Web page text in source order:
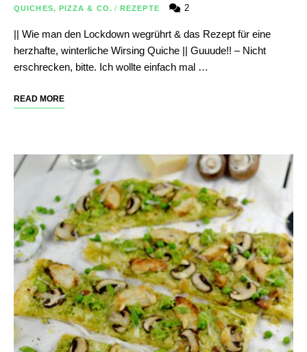
QUICHES, PIZZA & CO. / REZEPTE 2
|| Wie man den Lockdown wegrührt & das Rezept für eine
herzhafte, winterliche Wirsing Quiche || Guuude!! – Nicht
erschrecken, bitte. Ich wollte einfach mal …
READ MORE